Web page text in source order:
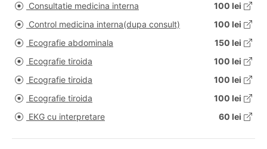
Consultatie medicina interna
100 lei
Control medicina interna(dupa consult)
100 lei
Ecografie abdominala
150 lei
Ecografie tiroida
100 lei
Ecografie tiroida
100 lei
Ecografie tiroida
100 lei
EKG cu interpretare
60 lei